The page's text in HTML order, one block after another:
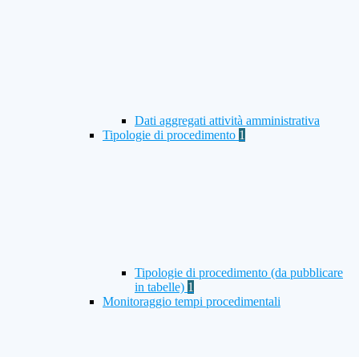
Dati aggregati attività amministrativa
Tipologie di procedimento 1
Tipologie di procedimento (da pubblicare
in tabelle) 1
Monitoraggio tempi procedimentali